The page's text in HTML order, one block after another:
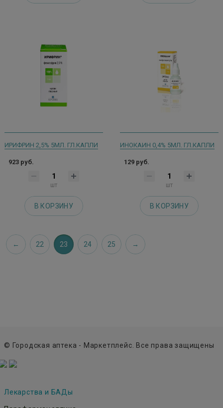
ИРИФРИН 2,5% 5МЛ. ГЛ.КАПЛИ
923 руб.
шт
В КОРЗИНУ
ИНОКАИН 0,4% 5МЛ. ГЛ.КАПЛИ
129 руб.
шт
В КОРЗИНУ
22 23 24 25
© Городская аптека - Маркетплейс. Все права защищены
Лекарства и БАДы